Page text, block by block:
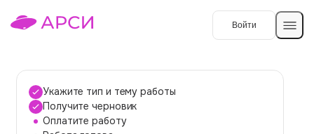
Войти
Укажите тип и тему работы
Получите черновик
Оплатите работу